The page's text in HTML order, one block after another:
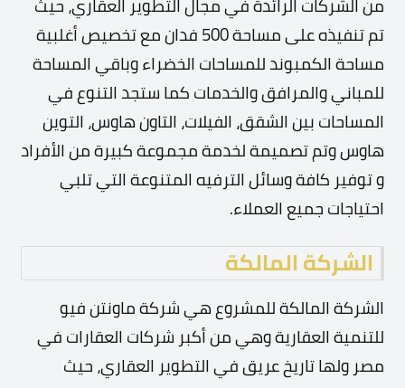
تم تنفيذه على مساحة 500 فدان مع تخصيص أغلبية
مساحة الكمبوند للمساحات الخضراء وباقي المساحة
للمباني والمرافق والخدمات كما ستجد التنوع في
المساحات بين الشقق، الفيلات، التاون هاوس، التوين
هاوس وتم تصميمة لخدمة مجموعة كبيرة من الأفراد
و توفير كافة وسائل الترفيه المتنوعة التي تلبي
احتياجات جميع العملاء.
الشركة المالكة
الشركة المالكة للمشروع هي شركة ماونتن فيو
للتنمية العقارية وهي من أكبر شركات العقارات في
مصر ولها تاريخ عريق في التطوير العقاري، حيث